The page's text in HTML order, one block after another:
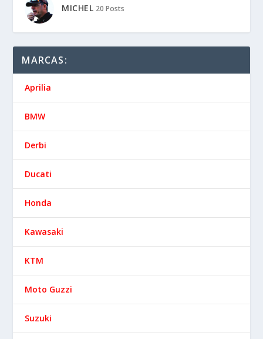
MICHEL 20 Posts
MARCAS:
Aprilia
BMW
Derbi
Ducati
Honda
Kawasaki
KTM
Moto Guzzi
Suzuki